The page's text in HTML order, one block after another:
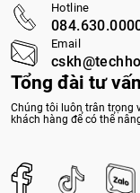
Tổng đài tư
Chúng tôi luôn trân trọng
khách hàng để có thể
Hotline
Email